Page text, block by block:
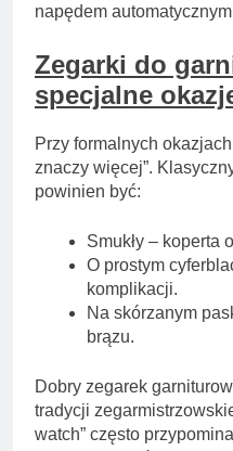
napędem
Zegarki do
specjalne
Przy formalnych
znaczy więcej”.
powinien być:
Smukły – koperta
O prostym
komplikacji.
Na skórzanym
brązu.
Dobry zegarek
tradycji
watch” często